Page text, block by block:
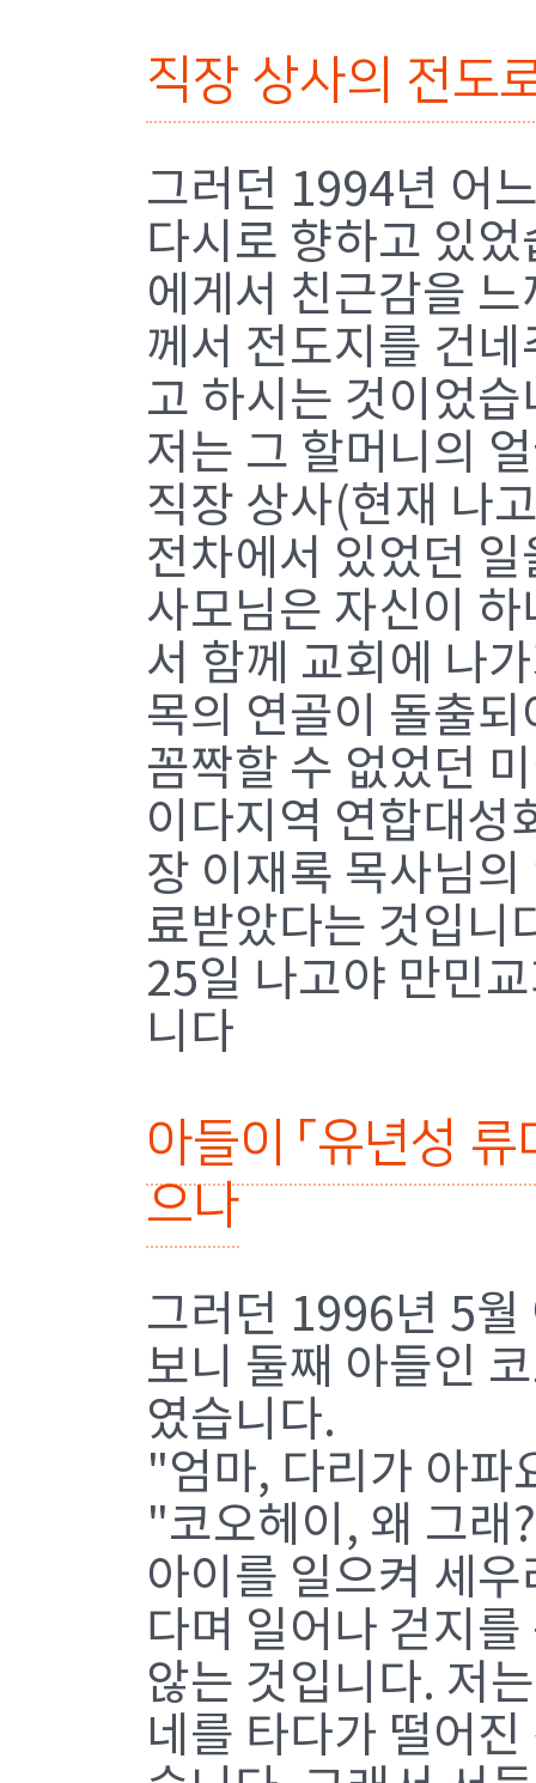
직장 상사의 전도
그러던 1994년 어
다시로 향하고 있
에게서 친근감을
께서 전도지를 건
고 하시는 것이었습
저는 그 할머니의
직장 상사(현재 나
전차에서 있었던
사모님은 자신이
서 함께 교회에 나
목의 연골이 돌출
꼼짝할 수 없었던
이다지역 연합대성
장 이재록 목사님
료받았다는 것입니
25일 나고야 만민
니다
아들이 「유년성
으나
그러던 1996년 5월
보니 둘째 아들인
였습니다.
"엄마, 다리가 아파
"코오헤이, 왜 그래
아이를 일으켜 세
다며 일어나 걷지
않는 것입니다. 저
네를 타다가 떨어